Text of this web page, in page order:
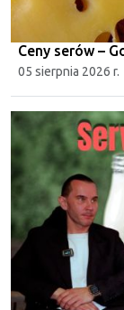
Ceny serów –
05 sierpnia 2026 r.